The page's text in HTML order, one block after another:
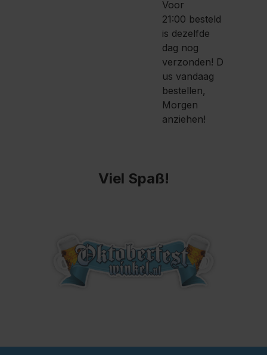
Voor
21:00 besteld
is dezelfde
dag nog
verzonden! D
us vandaag
bestellen,
Morgen
anziehen!
Viel Spaß!